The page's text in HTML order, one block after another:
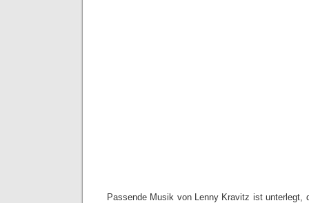
Passende Musik von Lenny Kravitz ist unterlegt,